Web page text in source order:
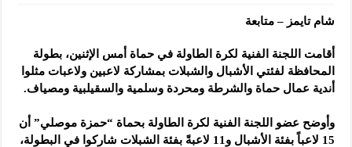
شام تايمز – متابعة
أقامت اللجنة الفنية لكرة الطاولة في حماة أمس الإثنين، بطولة
المحافظة لفئتي الأشبال والشبلات بمشاركة لاعبين ولاعبات مثلوا
أندية عمال حماة والشرطة ومحردة وسلمية والسقيلبية ومصياف.
وأوضح عضو اللجنة الفنية لكرة الطاولة بحماة “حمزة موصلي” أن
15 لاعباً بفئة الأشبال و11 لاعبةً بفئة الشبلات شاركوا في البطولة،